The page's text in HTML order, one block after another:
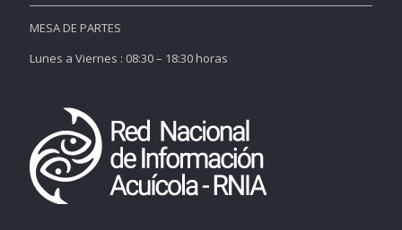
MESA DE PARTES
Lunes a Viernes : 08:30 – 18:30 horas